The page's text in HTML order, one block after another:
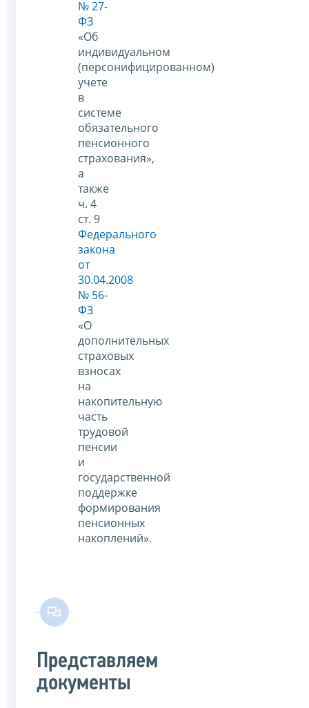
№ 27-
ФЗ
«Об
индивидуальном
(персонифицированном)
учете
в
системе
обязательного
пенсионного
страхования»,
а
также
ч. 4
ст. 9
Федерального
закона
от
30.04.2008
№ 56-
ФЗ
«О
дополнительных
страховых
взносах
на
накопительную
часть
трудовой
пенсии
и
государственной
поддержке
формирования
пенсионных
накоплений».
Представляем
документы